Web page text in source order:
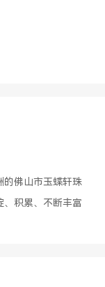
的佛山市玉蝶轩珠
、积累、不断丰富
”深刻的文化内涵!
，没有做不到!公